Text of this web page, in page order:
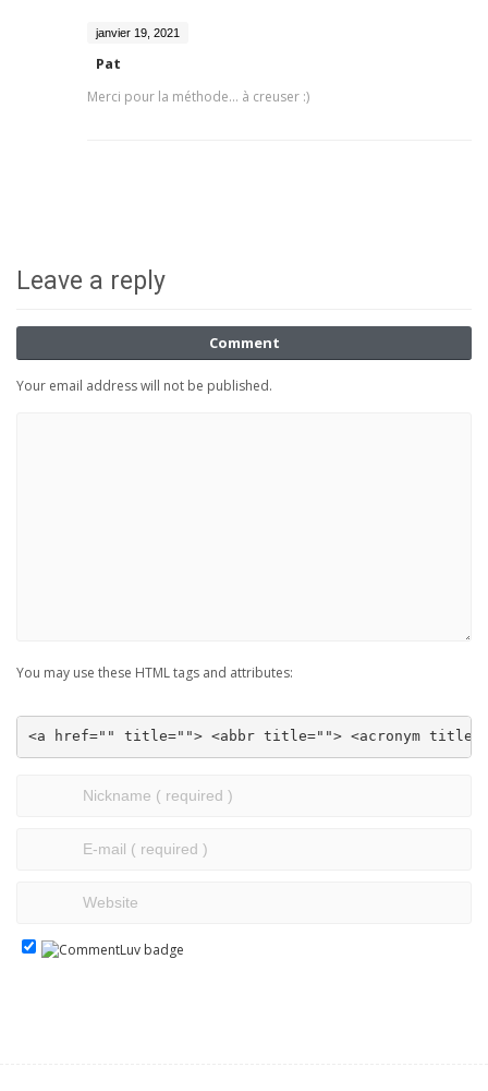
janvier 19, 2021
Pat
Merci pour la méthode... à creuser :)
Leave a reply
Comment
Your email address will not be published.
You may use these HTML tags and attributes:
<a href="" title=""> <abbr title=""> <acronym